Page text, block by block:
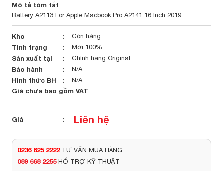
Mô tả tóm tắt
Battery A2113 For Apple Macbook Pro A2141 16 Inch 2019
Kho Còn hàng
Tình trạng Mới 100%
Sản xuất tại Chính hãng Original
Bảo hành N/A
Hình thức BH N/A
Giá chưa bao gồm VAT
Giá Liên hệ
0236 625 2222 TƯ VẤN MUA HÀNG
089 668 2255HỔ TRỢ KỸ THUẬT